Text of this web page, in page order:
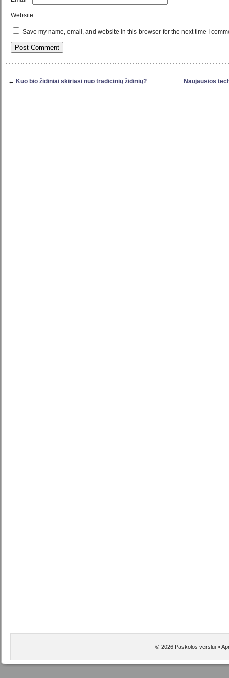
Website
Save my name, email, and website in this browser for the next time I
← Kuo bio židiniai skiriasi nuo tradicinių židinių? Naujausios
© 2026 Paskolos verslui »